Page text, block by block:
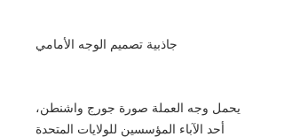
جاذبية تصميم الوجه الأمامي
يحمل وجه العملة صورة جورج واشنطن،
أحد الآباء المؤسسين للولايات المتحدة